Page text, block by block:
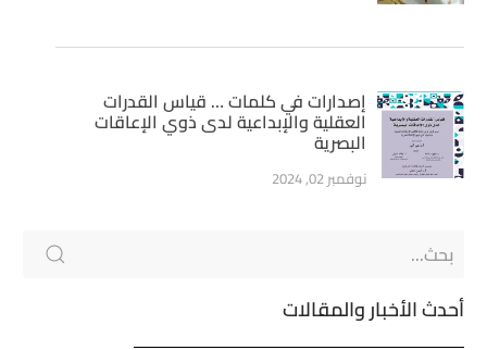
إصدارات في كلمات … قياس القدرات
العقلية والإبداعية لدى ذوي الإعاقات
البصرية
نوفمبر 02, 2024
أحدث الأخبار والمقالات